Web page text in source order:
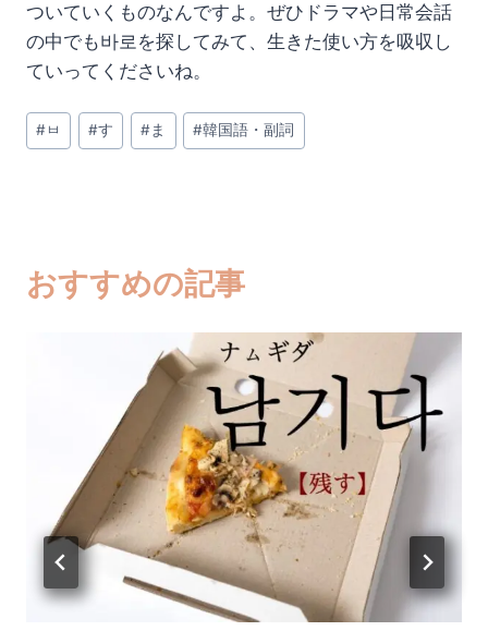
ついていくものなんですよ。ぜひドラマや日常会話
の中でも바로を探してみて、生きた使い方を吸収し
ていってくださいね。
投
稿
#ㅂ #す #ま #韓国語・副詞
おすすめの記事